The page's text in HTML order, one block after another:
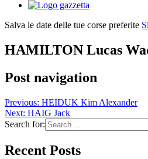
Salva le date delle tue corse preferite
HAMILTON Lucas
Post navigation
Previous: HEIDUK Kim Alexander
Next: HAIG Jack
Search for:
Recent Posts